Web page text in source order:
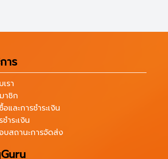
าร
รา
าชิก
และการชำระเงิน
ำระเงิน
บสถานะการจัดส่ง